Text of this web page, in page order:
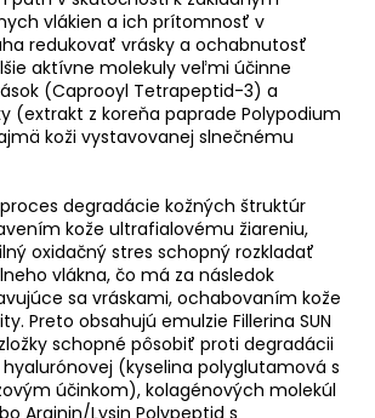
vlákien a ich prítomnosť v
redukovať vrásky a ochabnutosť
aktívne molekuly veľmi účinne
(Caprooyl Tetrapeptid-3) a
(extrakt z koreňa paprade Polypodium
koži vystavovanej slnečnému
degradácie kožných štruktúr
kože ultrafialovému žiareniu,
oxidačný stres schopný rozkladať
vlákna, čo má za následok
sa vráskami, ochabovaním kože
Preto obsahujú emulzie Fillerina SUN
schopné pôsobiť proti degradácii
(kyselina polyglutamová s
účinkom), kolagénových molekúl
Arginin/Lysin Polypeptid s